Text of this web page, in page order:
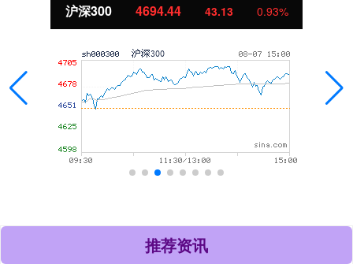
沪深300 4694.44 43.13 0.93%
推荐资讯